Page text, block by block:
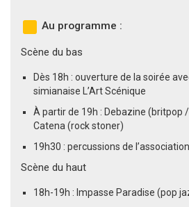
Au programme :
Scène du bas
Dès 18h : ouverture de la soirée
simianaise L’Art Scénique
À partir de 19h : Debazine (britpop
Catena (rock stoner)
19h30 : percussions de
Scène du haut
18h-19h : Impasse Paradise (pop